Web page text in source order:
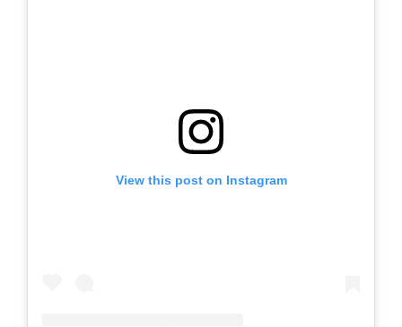
View this post on Instagram